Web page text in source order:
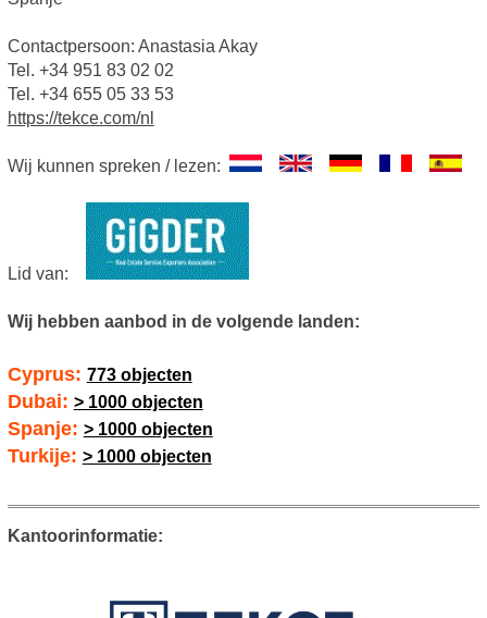
Contactpersoon: Anastasia Akay
Tel. +34 951 83 02 02
Tel. +34 655 05 33 53
https://tekce.com/nl
Wij kunnen spreken / lezen:
Lid van:
Wij hebben aanbod in de volgende landen:
Cyprus: 773 objecten
Dubai: > 1000 objecten
Spanje: > 1000 objecten
Turkije: > 1000 objecten
Kantoorinformatie: